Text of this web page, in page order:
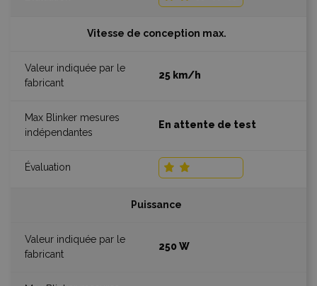
Vitesse de conception max.
25 km/h
En attente de test
Puissance
250 W